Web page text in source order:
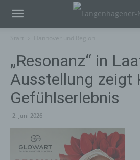
„Resonanz“ in
Ausstellung zeigt
Gefühlserlebnis
2. Juni 2026